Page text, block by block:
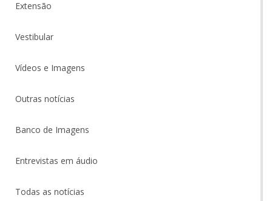
Extensão
Vestibular
Vídeos e Imagens
Outras notícias
Banco de Imagens
Entrevistas em áudio
Todas as notícias